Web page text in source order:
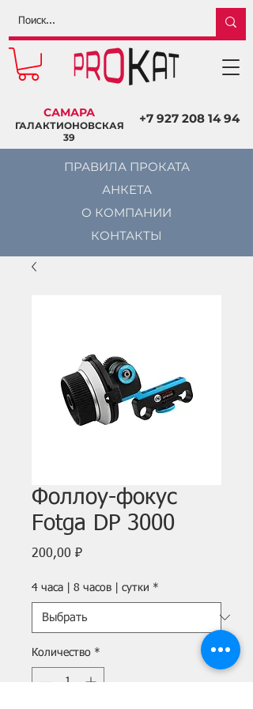
+7 927 208 14 94
САМАРА
ГАЛАКТИОНОВСКАЯ
39
ПРАВИЛА ПРОКАТА
АНКЕТА
О КОМПАНИИ
КОНТАКТЫ
Фоллоу-фокус
Fotga DP 3000
200,00 ₽Цена
4 часа | 8 часов | сутки *
Количество *